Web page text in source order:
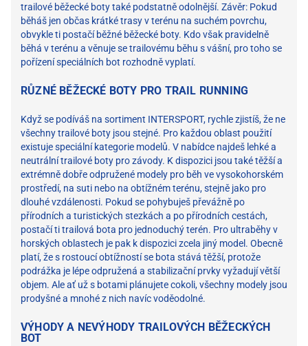
trailové běžecké boty také podstatně odolnější. Závěr: Pokud
běháš jen občas krátké trasy v terénu na suchém povrchu,
obvykle ti postačí běžné běžecké boty. Kdo však pravidelně
běhá v terénu a věnuje se trailovému běhu s vášní, pro toho se
pořízení speciálních bot rozhodně vyplatí.
RŮZNÉ BĚŽECKÉ BOTY PRO TRAIL RUNNING
Když se podíváš na sortiment INTERSPORT, rychle zjistíš, že ne
všechny trailové boty jsou stejné. Pro každou oblast použití
existuje speciální kategorie modelů. V nabídce najdeš lehké a
neutrální trailové boty pro závody. K dispozici jsou také těžší a
extrémně dobře odpružené modely pro běh ve vysokohorském
prostředí, na suti nebo na obtížném terénu, stejně jako pro
dlouhé vzdálenosti. Pokud se pohybuješ převážně po
přírodních a turistických stezkách a po přírodních cestách,
postačí ti trailová bota pro jednoduchý terén. Pro ultraběhy v
horských oblastech je pak k dispozici zcela jiný model. Obecně
platí, že s rostoucí obtížností se bota stává těžší, protože
podrážka je lépe odpružená a stabilizační prvky vyžadují větší
objem. Ale ať už s botami plánujete cokoli, všechny modely jsou
prodyšné a mnohé z nich navíc voděodolné.
VÝHODY A NEVÝHODY TRAILOVÝCH BĚŽECKÝCH
BOT